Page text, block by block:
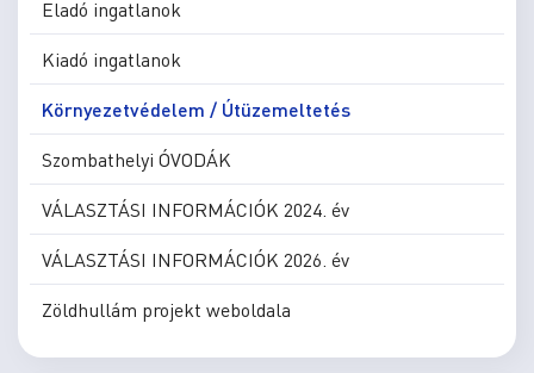
Eladó ingatlanok
Kiadó ingatlanok
Környezetvédelem / Útüzemeltetés
Szombathelyi ÓVODÁK
VÁLASZTÁSI INFORMÁCIÓK 2024. év
VÁLASZTÁSI INFORMÁCIÓK 2026. év
Zöldhullám projekt weboldala